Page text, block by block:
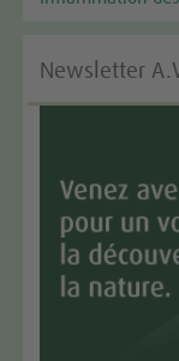
Newsletter